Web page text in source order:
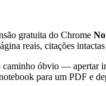
gratuita do Chrome
reais, citações
óbvio —
para um PDF e